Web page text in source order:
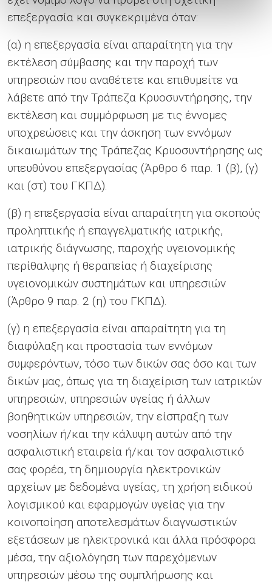
επεξεργασία και συγκεκριμένα όταν:
(α) η επεξεργασία είναι απαραίτητη για την
εκτέλεση σύμβασης και την παροχή των
υπηρεσιών που αναθέτετε και επιθυμείτε να
λάβετε από την Τράπεζα Κρυοσυντήρησης, την
εκτέλεση και συμμόρφωση με τις έννομες
υποχρεώσεις και την άσκηση των εννόμων
δικαιωμάτων της Τράπεζας Κρυοσυντήρησης ως
υπευθύνου επεξεργασίας (Άρθρο 6 παρ. 1 (β), (γ)
και (στ) του ΓΚΠΔ).
(β) η επεξεργασία είναι απαραίτητη για σκοπούς
προληπτικής ή επαγγελματικής ιατρικής,
ιατρικής διάγνωσης, παροχής υγειονομικής
περίθαλψης ή θεραπείας ή διαχείρισης
υγειονομικών συστημάτων και υπηρεσιών
(Άρθρο 9 παρ. 2 (η) του ΓΚΠΔ).
(γ) η επεξεργασία είναι απαραίτητη για τη
διαφύλαξη και προστασία των εννόμων
συμφερόντων, τόσο των δικών σας όσο και των
δικών μας, όπως για τη διαχείριση των ιατρικών
υπηρεσιών, υπηρεσιών υγείας ή άλλων
βοηθητικών υπηρεσιών, την είσπραξη των
νοσηλίων ή/και την κάλυψη αυτών από την
ασφαλιστική εταιρεία ή/και τον ασφαλιστικό
σας φορέα, τη δημιουργία ηλεκτρονικών
αρχείων με δεδομένα υγείας, τη χρήση ειδικού
λογισμικού και εφαρμογών υγείας για την
κοινοποίηση αποτελεσμάτων διαγνωστικών
εξετάσεων με ηλεκτρονικά και άλλα πρόσφορα
μέσα, την αξιολόγηση των παρεχόμενων
υπηρεσιών μέσω της συμπλήρωσης και